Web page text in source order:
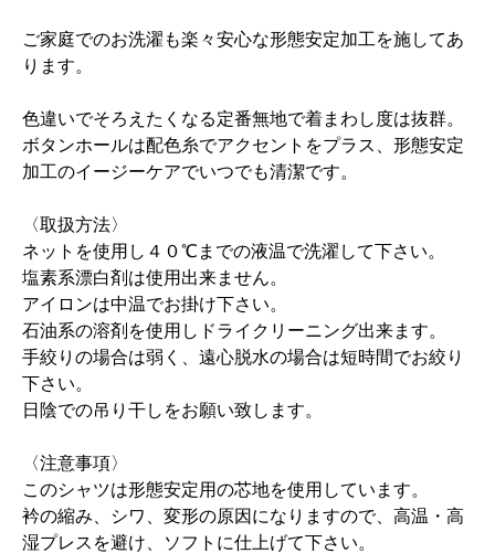
ご家庭でのお洗濯も楽々安心な形態安定加工を施してあ
ります。
色違いでそろえたくなる定番無地で着まわし度は抜群。
ボタンホールは配色糸でアクセントをプラス、形態安定
加工のイージーケアでいつでも清潔です。
〈取扱方法〉
ネットを使用し４０℃までの液温で洗濯して下さい。
塩素系漂白剤は使用出来ません。
アイロンは中温でお掛け下さい。
石油系の溶剤を使用しドライクリーニング出来ます。
手絞りの場合は弱く、遠心脱水の場合は短時間でお絞り
下さい。
日陰での吊り干しをお願い致します。
〈注意事項〉
このシャツは形態安定用の芯地を使用しています。
衿の縮み、シワ、変形の原因になりますので、高温・高
湿プレスを避け、ソフトに仕上げて下さい。